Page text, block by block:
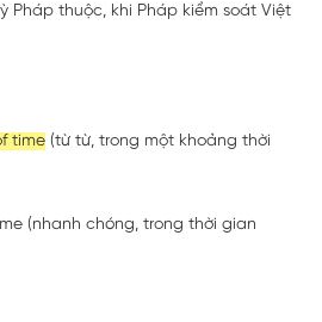
Pháp thuộc, khi Pháp kiểm soát Việt
time (từ từ, trong một khoảng thời
(nhanh chóng, trong thời gian